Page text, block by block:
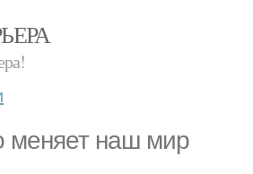
меняет наш мир